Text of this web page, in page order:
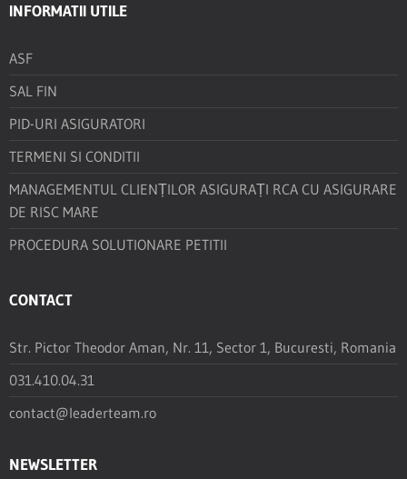
INFORMATII UTILE
ASF
SAL FIN
PID-URI ASIGURATORI
TERMENI SI CONDITII
MANAGEMENTUL CLIENȚILOR ASIGURAȚI RCA CU ASIGURARE
DE RISC MARE
PROCEDURA SOLUTIONARE PETITII
CONTACT
Str. Pictor Theodor Aman, Nr. 11, Sector 1, Bucuresti, Romania
031.410.04.31
contact@leaderteam.ro
NEWSLETTER